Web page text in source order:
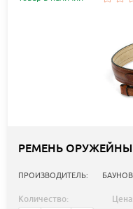
РЕМЕНЬ
ПРОИЗВОДИТЕЛЬ: БАУНОВ
Количество: Цена: